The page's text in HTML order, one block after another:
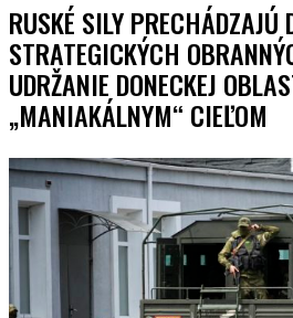
RUSKÉ SILY PRECHÁDZAJÚ
STRATEGICKÝCH
UDRŽANIE DONECKEJ
„MANIAKÁLNYM“ CIEĽOM